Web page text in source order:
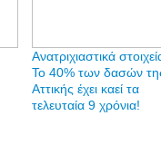
Ανατριχιαστικά
Το 40% των δασών
Αττικής έχει καεί τα
τελευταία 9 χρόνια!